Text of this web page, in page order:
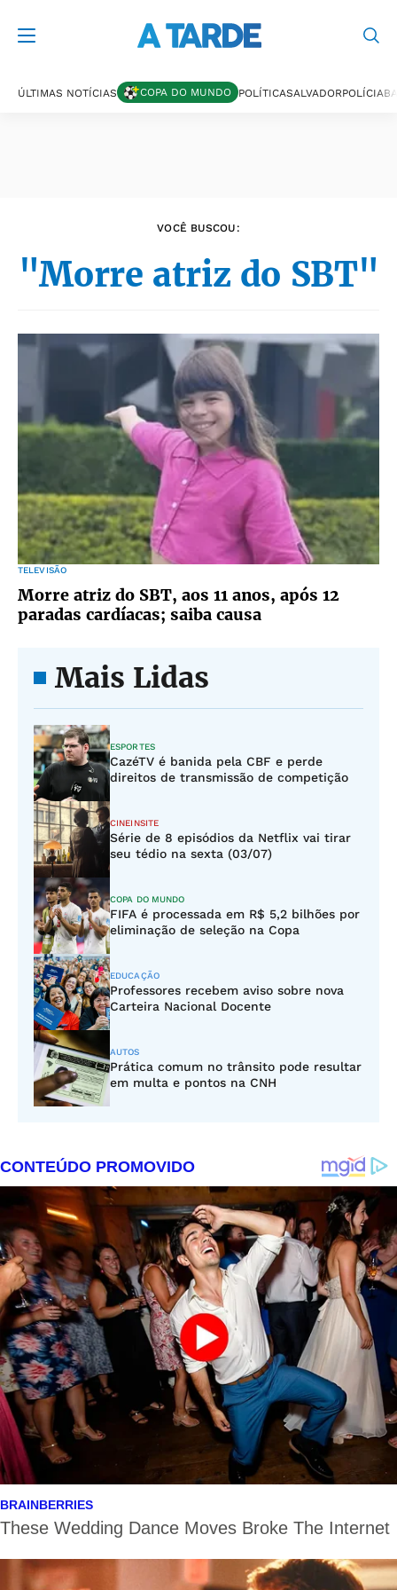
ÚLTIMAS NOTÍCIAS COPA DO MUNDO POLÍTICASALVADORPOLÍCIA
VOCÊ BUSCOU:
"Morre atriz do SBT"
TELEVISÃO
Morre atriz do SBT, aos 11 anos, após 12
paradas cardíacas; saiba causa
Mais Lidas
ESPORTES
CazéTV é banida pela CBF e perde
direitos de transmissão de competição
CINEINSITE
Série de 8 episódios da Netflix vai tirar
seu tédio na sexta (03/07)
COPA DO MUNDO
FIFA é processada em R$ 5,2 bilhões por
eliminação de seleção na Copa
EDUCAÇÃO
Professores recebem aviso sobre nova
Carteira Nacional Docente
AUTOS
Prática comum no trânsito pode resultar
em multa e pontos na CNH